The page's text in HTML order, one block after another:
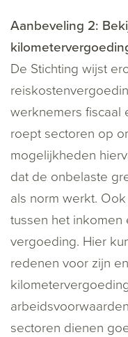
Aanbeveling 2:
De Stichting wijst
werknemers fiscaal
roept sectoren op
mogelijkheden
dat de onbelaste
als norm werkt.
tussen het
vergoeding. Hier
redenen voor zijn
sectoren dienen